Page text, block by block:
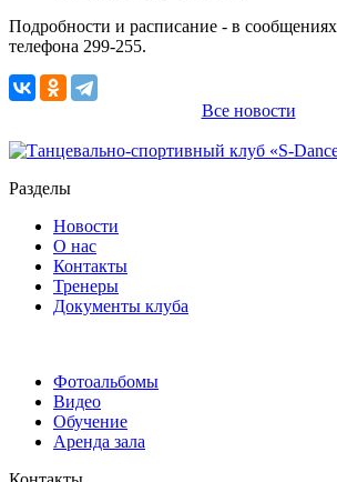
Подробности и расписание - в
телефона 299-255.
Все новости
Разделы
Новости
О нас
Контакты
Тренеры
Документы клуба
Фотоальбомы
Видео
Обучение
Аренда зала